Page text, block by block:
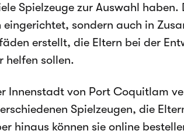
Spielzeuge zur Auswahl
eingerichtet, sondern auch in
erstellt, die Eltern bei der
helfen sollen.
Innenstadt von Port Coquitlam
Spielzeugen, die
hinaus können sie online